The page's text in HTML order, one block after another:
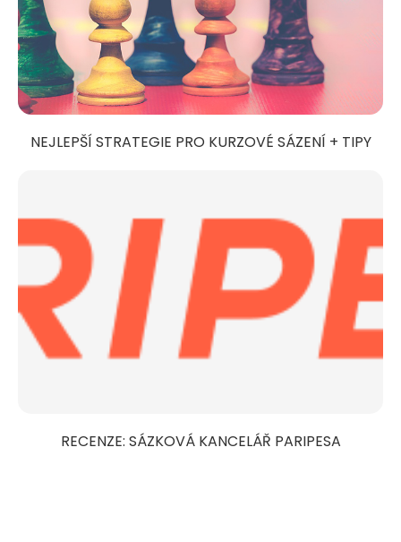
NEJLEPŠÍ STRATEGIE PRO KURZOVÉ SÁZENÍ + TIPY
RECENZE: SÁZKOVÁ KANCELÁŘ PARIPESA